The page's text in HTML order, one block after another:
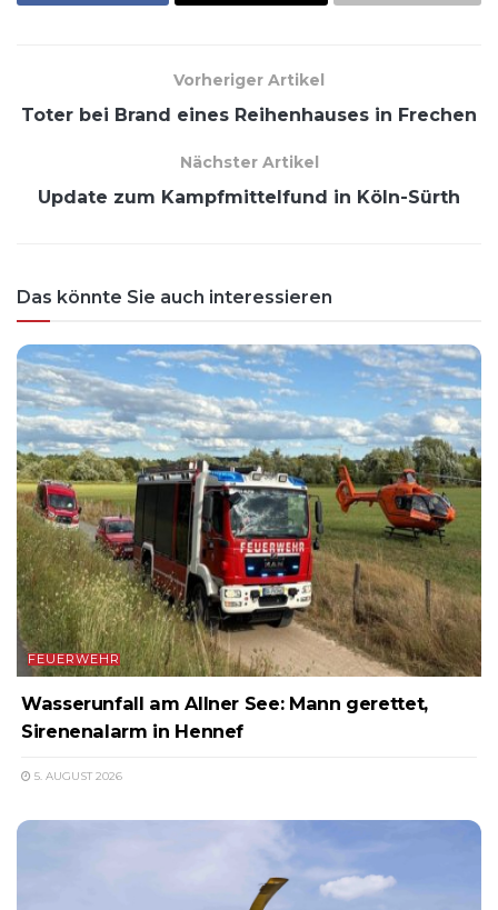
Vorheriger Artikel
Toter bei Brand eines Reihenhauses in Frechen
Nächster Artikel
Update zum Kampfmittelfund in Köln-Sürth
Das könnte Sie auch interessieren
FEUERWEHR
Wasserunfall am Allner See: Mann gerettet,
Sirenenalarm in Hennef
5. AUGUST 2026